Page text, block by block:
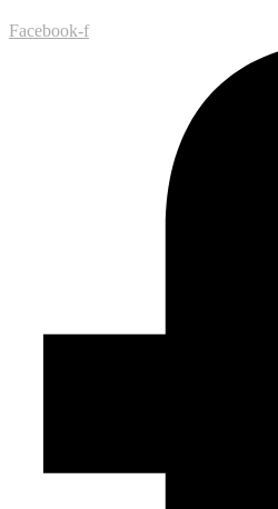
Facebook-f